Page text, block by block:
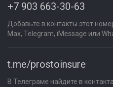
+7 903 663-30-63
Добавьте в контакты этот
Max, Telegram, iMessage или
t.me/prostoinsure
В Телеграме найдите в